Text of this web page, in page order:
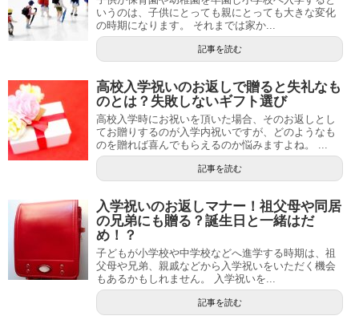
いうのは、子供にとっても親にとっても大きな変化
の時期になります。 それまでは家か...
記事を読む
高校入学祝いのお返しで贈ると失礼なも
のとは？失敗しないギフト選び
高校入学時にお祝いを頂いた場合、そのお返しとし
てお贈りするのが入学内祝いですが、どのようなも
のを贈れば喜んでもらえるのか悩みますよね。 ...
記事を読む
入学祝いのお返しマナー！祖父母や同居
の兄弟にも贈る？誕生日と一緒はだ
め！？
子どもが小学校や中学校などへ進学する時期は、祖
父母や兄弟、親戚などから入学祝いをいただく機会
もあるかもしれません。 入学祝いを...
記事を読む